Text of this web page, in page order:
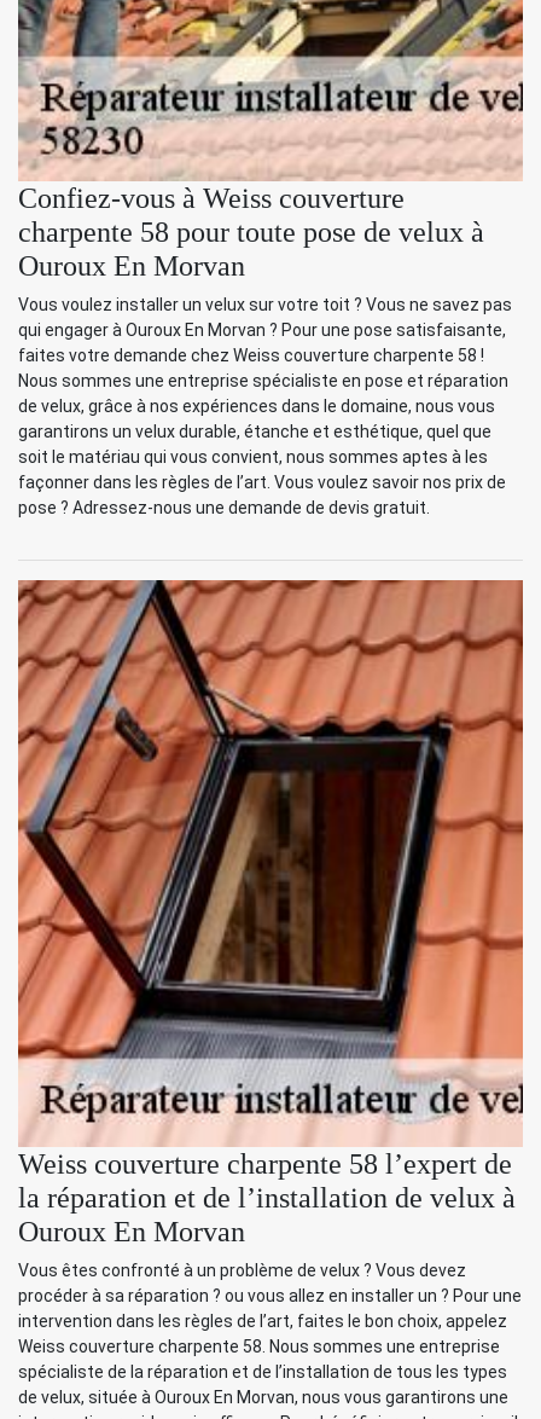
Confiez-vous à Weiss couverture
charpente 58 pour toute pose de velux à
Ouroux En Morvan
Vous voulez installer un velux sur votre toit ? Vous ne savez pas
qui engager à Ouroux En Morvan ? Pour une pose satisfaisante,
faites votre demande chez Weiss couverture charpente 58 !
Nous sommes une entreprise spécialiste en pose et réparation
de velux, grâce à nos expériences dans le domaine, nous vous
garantirons un velux durable, étanche et esthétique, quel que
soit le matériau qui vous convient, nous sommes aptes à les
façonner dans les règles de l’art. Vous voulez savoir nos prix de
pose ? Adressez-nous une demande de devis gratuit.
Weiss couverture charpente 58 l’expert de
la réparation et de l’installation de velux à
Ouroux En Morvan
Vous êtes confronté à un problème de velux ? Vous devez
procéder à sa réparation ? ou vous allez en installer un ? Pour une
intervention dans les règles de l’art, faites le bon choix, appelez
Weiss couverture charpente 58. Nous sommes une entreprise
spécialiste de la réparation et de l’installation de tous les types
de velux, située à Ouroux En Morvan, nous vous garantirons une